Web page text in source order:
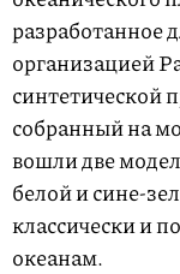
разработанное
организацией
синтетической
собранный на
вошли две
белой и сине-
классически и
океанам.